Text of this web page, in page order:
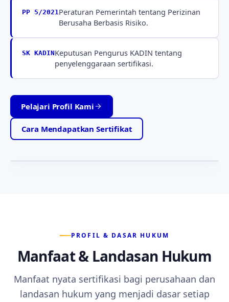
PP 5/2021Peraturan Pemerintah tentang Perizinan
Berusaha Berbasis Risiko.
SK KADINKeputusan Pengurus KADIN tentang
penyelenggaraan sertifikasi.
Pelajari Profil Kami
Cara Mendapatkan Sertifikat
Tabah · Jujur · Setia
Motto yang memandu setiap layanan kami —
ketabahan, kejujuran, dan kesetiaan kepada anggota.
PROFIL & DASAR HUKUM
Manfaat & Landasan Hukum
Manfaat nyata sertifikasi bagi perusahaan dan
landasan hukum yang menjadi dasar setiap